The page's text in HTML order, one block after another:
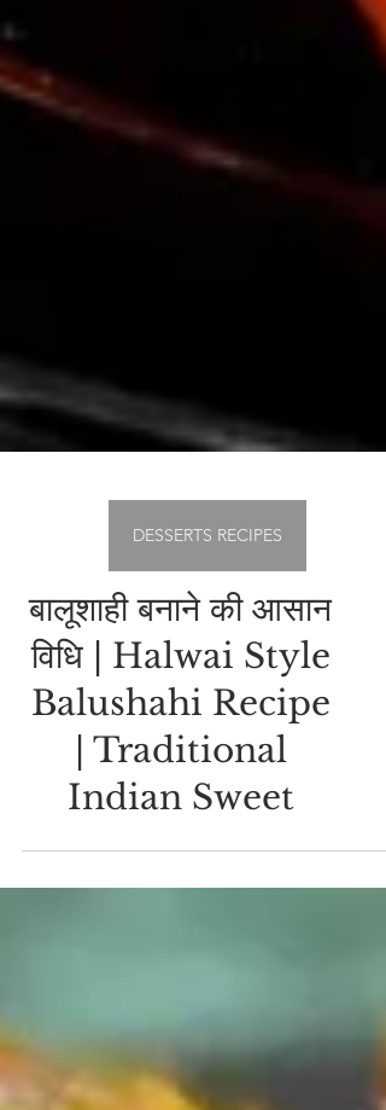
DESSERTS RECIPES
बालूशाही बनाने की आसान
विधि | Halwai Style
Balushahi Recipe
| Traditional
Indian Sweet